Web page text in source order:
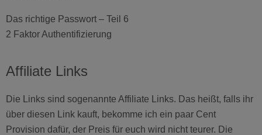
Das richtige Passwort – Teil 6
2 Faktor Authentifizierung
Affiliate Links
Die Links sind sogenannte Affiliate Links. Das heißt, falls ihr
über diesen Link kauft, bekomme ich ein paar Cent
Provision dafür, der Preis für euch wird nicht teurer. Die